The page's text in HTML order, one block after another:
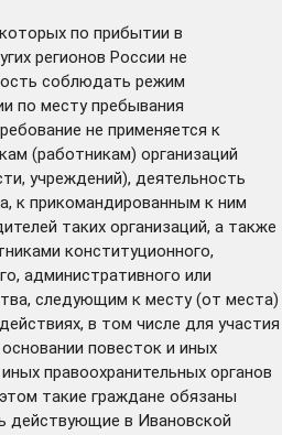
по прибытии в
регионов России не
соблюдать режим
по месту пребывания
не применяется к
(работникам) организаций
учреждений), деятельность
к прикомандированным к ним
таких организаций, а также
конституционного,
административного или
следующим к месту (от места)
в том числе для участия
повесток и иных
правоохранительных органов
такие граждане обязаны
действующие в Ивановской